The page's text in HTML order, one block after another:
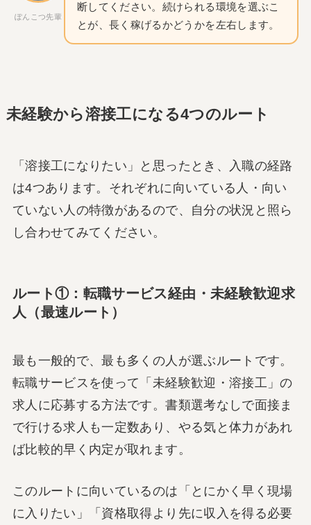
ぽんこつ先輩
断してください。続けられる環境を選ぶこ
とが、長く稼げるかどうかを左右します。
未経験から溶接工になる4つのルート
「溶接工になりたい」と思ったとき、入職の経路
は4つあります。それぞれに向いている人・向い
ていない人の特徴があるので、自分の状況と照ら
し合わせてみてください。
ルート①：転職サービス経由・未経験歓迎求
人（最速ルート）
最も一般的で、最も多くの人が選ぶルートです。
転職サービスを使って「未経験歓迎・溶接工」の
求人に応募する方法です。書類選考なしで面接ま
で行ける求人も一定数あり、やる気と体力があれ
ば比較的早く内定が取れます。
このルートに向いているのは「とにかく早く現場
に入りたい」「資格取得より先に収入を得る必要